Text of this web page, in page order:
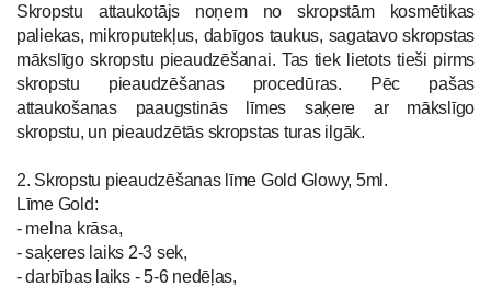
Skropstu attaukotājs noņem no skropstām kosmētikas
paliekas, mikroputekļus, dabīgos taukus, sagatavo skropstas
mākslīgo skropstu pieaudzēšanai. Tas tiek lietots tieši pirms
skropstu pieaudzēšanas procedūras. Pēc pašas
attaukošanas paaugstinās līmes saķere ar mākslīgo
skropstu, un pieaudzētās skropstas turas ilgāk.
2. Skropstu pieaudzēšanas līme Gold Glowy, 5ml.
Līme Gold:
- melna krāsa,
- saķeres laiks 2-3 sek,
- darbības laiks - 5-6 nedēļas,